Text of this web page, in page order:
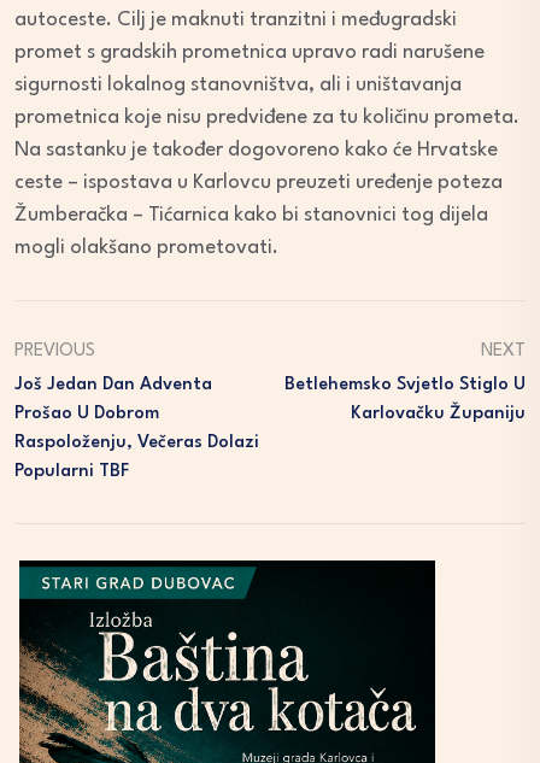
autoceste. Cilj je maknuti tranzitni i međugradski
promet s gradskih prometnica upravo radi narušene
sigurnosti lokalnog stanovništva, ali i uništavanja
prometnica koje nisu predviđene za tu količinu prometa.
Na sastanku je također dogovoreno kako će Hrvatske
ceste – ispostava u Karlovcu preuzeti uređenje poteza
Žumberačka – Tićarnica kako bi stanovnici tog dijela
mogli olakšano prometovati.
PREVIOUS
Još Jedan Dan Adventa
Prošao U Dobrom
Raspoloženju, Večeras Dolazi
Popularni TBF
NEXT
Betlehemsko Svjetlo Stiglo U
Karlovačku Županiju